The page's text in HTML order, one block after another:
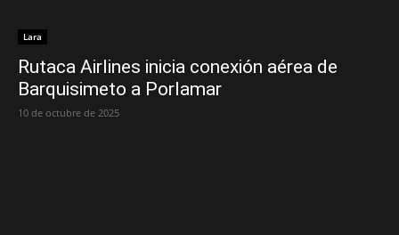
Lara
Rutaca Airlines inicia conexión aérea de
Barquisimeto a Porlamar
10 de octubre de 2025